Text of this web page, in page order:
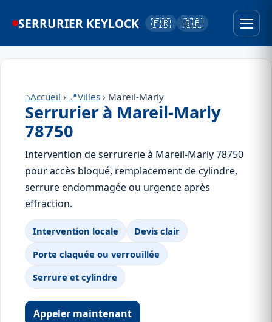
SERRURIER KEYLOCK 🇫🇷 🇬🇧
⌂Accueil › 📍Villes › Mareil-Marly
Serrurier à Mareil-Marly
78750
Intervention de serrurerie à Mareil-Marly 78750
pour accès bloqué, remplacement de cylindre,
serrure endommagée ou urgence après
effraction.
Intervention locale
Devis clair
Porte claquée ou verrouillée
Serrure et cylindre
Appeler maintenant